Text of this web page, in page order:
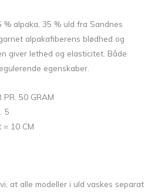
alpaka, 35 % uld fra Sandnes
alpakafiberens blødhed og
giver lethed og elasticitet. Både
egenskaber.
PR. 50 GRAM
5
= 10 CM
at alle modeller i uld vaskes separat